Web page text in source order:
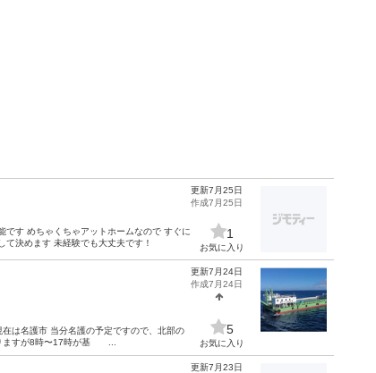
です めちゃくちゃアットホームなので すぐに
決めます 未経験でも大丈夫です！
更新7月25日
作成7月25日
1
お気に入り
名護市 当分名護の予定ですので、北部の
ますが8時〜17時が基 ...
更新7月24日
作成7月24日
5
お気に入り
更新7月23日